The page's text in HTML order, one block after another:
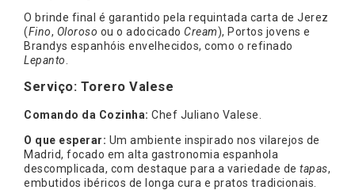
O brinde final é garantido pela requintada carta de Jerez
(Fino, Oloroso ou o adocicado Cream), Portos jovens e
Brandys espanhóis envelhecidos, como o refinado
Lepanto
Serviço: Torero Valese
Comando da Cozinha: Chef Juliano Valese.
O que esperar: Um ambiente inspirado nos vilarejos de
Madrid, focado em alta gastronomia espanhola
descomplicada, com destaque para a variedade de tapas,
embutidos ibéricos de longa cura e pratos tradicionais.